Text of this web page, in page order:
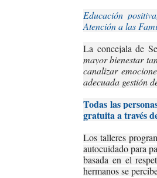
Educación
Atención a las
La concejala de
mayor bienestar
canalizar
adecuada gestión
Todas las
gratuita a través
Los talleres
autocuidado para
basada en el
hermanos se